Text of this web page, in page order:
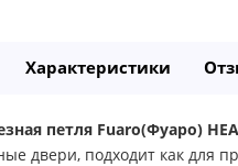
Характеристики
петля Fuaro(Фуаро)
двери, подходит как для